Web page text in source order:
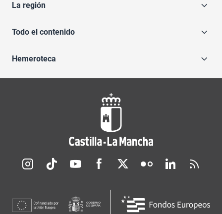
La región
Todo el contenido
Hemeroteca
Redes sociales JCCM